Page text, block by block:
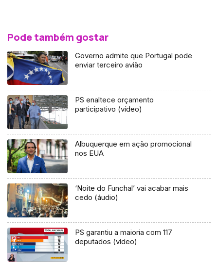
Pode também gostar
Governo admite que Portugal pode
enviar terceiro avião
PS enaltece orçamento
participativo (vídeo)
Albuquerque em ação promocional
nos EUA
‘Noite do Funchal’ vai acabar mais
cedo (áudio)
PS garantiu a maioria com 117
deputados (vídeo)